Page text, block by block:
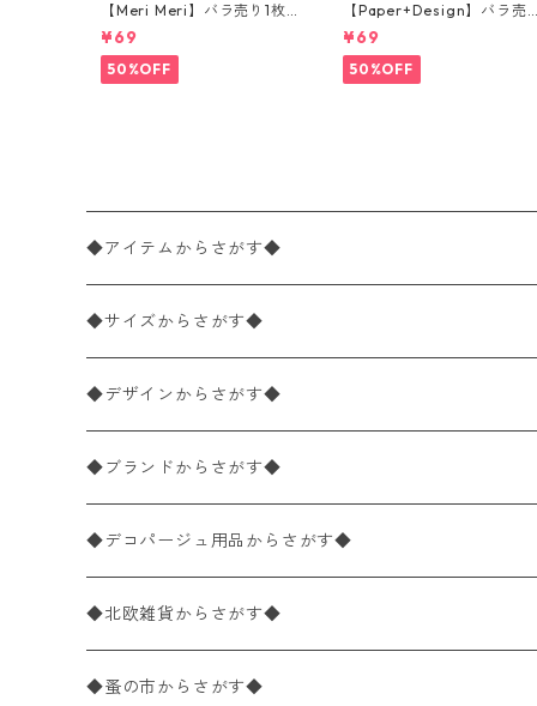
【Meri Meri】バラ売り1枚
カクテルサイズ ペーパーナ
プキン Peter Rabbit In The
Garden クリーム ピーター
ラビット
¥69
50%OFF
【Paper+Design】バラ売
り2枚 ランチサイズ ペーパ
ーナプキン Sweet bird ロ
ズ
¥69
50%OFF
◆アイテムからさがす◆
ペーパーナプキン2枚バラ売り
ペーパーナプキン1枚バラ売り
ペーパーナプキン20枚入りパック
ペーパーナプキン10枚入りパック
ライスペーパー
ペーパーリネンナプキン
◆サイズからさがす◆
33×33cm（ランチサイズ）
バラ売り
パック売り
25×25cm（カクテルサイズ）
バラ売り
パック売り
40×40cm（ディナーサイズ）
バラ売り
パック売り
21×21cm（ポケットサイズ）
バラ売り
33cm（ラウンド）
◆デザインからさがす◆
花柄
植物・グリーン柄
動物・鳥・昆虫・蝶柄
海・魚柄
◆ブランドからさがす◆
ドイツ製 IHR/イア
ランチサイズ
カクテルサイズ
ドイツ製 Ambiente/アンビエンテ
ランチサイズ
ドイツ製 Paperproducts Design
◆デコパージュ用品からさがす◆
デコパージュ液
デコパージュ下地
◆北欧雑貨からさがす◆
シリコンモールド
◆蚤の市からさがす◆